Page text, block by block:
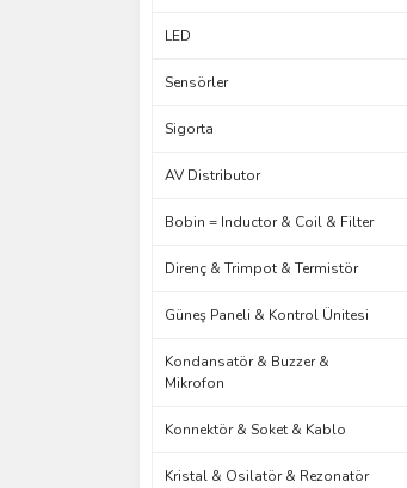
LED
Sensörler
Sigorta
AV Distributor
Bobin = Inductor & Coil & Filter
Direnç & Trimpot & Termistör
Güneş Paneli & Kontrol Ünitesi
Kondansatör & Buzzer &
Mikrofon
Konnektör & Soket & Kablo
Kristal & Osilatör & Rezonatör